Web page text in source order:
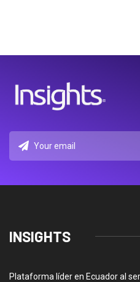
INSIGHTS
Plataforma líder en Ecuador al